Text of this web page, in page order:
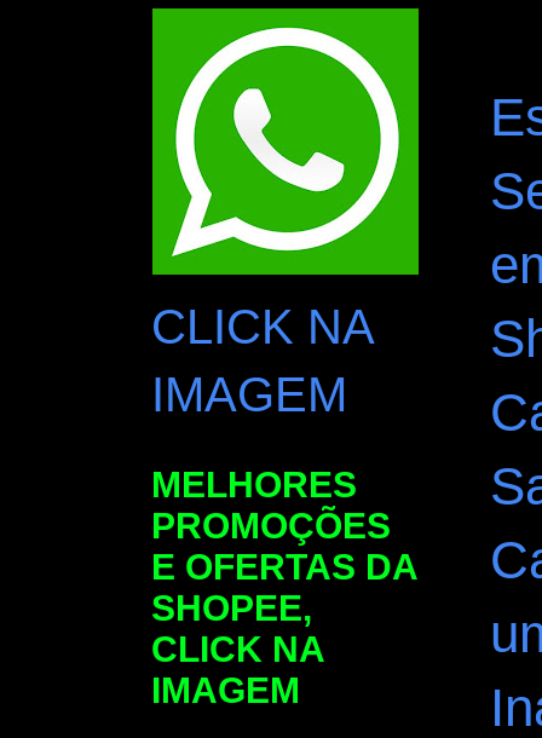
CLICK NA
IMAGEM
MELHORES
PROMOÇÕES
E OFERTAS DA
SHOPEE,
CLICK NA
IMAGEM